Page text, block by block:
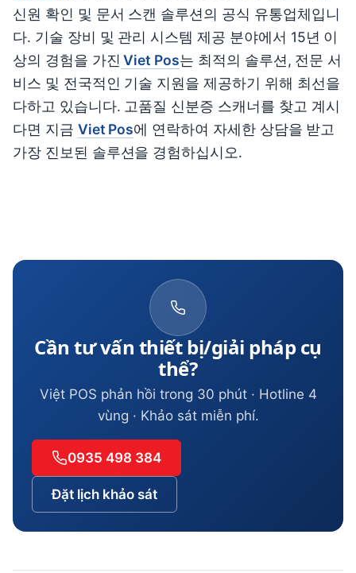
신원 확인 및 문서 스캔 솔루션의 공식 유통업체입니
다. 기술 장비 및 관리 시스템 제공 분야에서 15년 이
상의 경험을 가진 Viet Pos는 최적의 솔루션, 전문 서
비스 및 전국적인 기술 지원을 제공하기 위해 최선을
다하고 있습니다. 고품질 신분증 스캐너를 찾고 계시
다면 지금 Viet Pos에 연락하여 자세한 상담을 받고
가장 진보된 솔루션을 경험하십시오.
Cần tư vấn thiết bị/giải pháp cụ
thể?
Việt POS phản hồi trong 30 phút · Hotline 4
vùng · Khảo sát miễn phí.
0935 498 384
Đặt lịch khảo sát